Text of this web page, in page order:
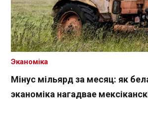
Мінус мільярд за месяц: як
эканоміка нагадвае
Эканоміка